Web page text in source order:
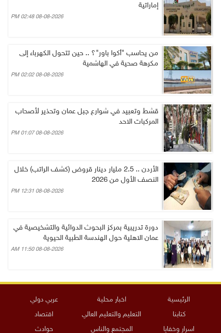
إماراتية
08-08-2026 02:48 PM
من يحاسب "أكوا باور"؟ .. حين تتحول الكهرباء إلى
مكرهة صحية في الهاشمية
08-08-2026 02:02 PM
قشط وتعبيد في شوارع جبل عمان وتحذير لأصحاب
المركبات الاحد
08-08-2026 01:07 PM
الأردن .. 2.5 مليار دينار قروض (كشف الراتب) خلال
النصف الأول من 2026
08-08-2026 12:31 PM
دورة تدريبية بمركز البحوث الدوائية والتشخيصية في
عمان الاهلية حول الهندسة الطبية الحيوية
08-08-2026 11:50 AM
الرئيسية اخبار محلية
عربي دولي
كتابنا
التعليم والتعليم العالي
اقتصاد
اسرار وخفايا
المجتمع والناس حوادث